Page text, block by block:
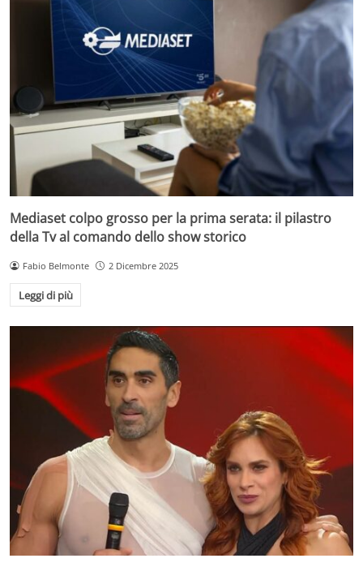
Mediaset colpo grosso per la prima serata: il pilastro
della Tv al comando dello show storico
Fabio Belmonte 2 Dicembre 2025
Leggi di più